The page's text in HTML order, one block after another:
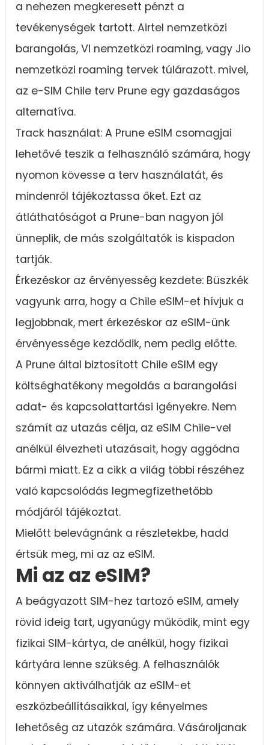
a nehezen megkeresett pénzt a
tevékenységek tartott. Airtel nemzetközi
barangolás, VI nemzetközi roaming, vagy Jio
nemzetközi roaming tervek túlárazott. mivel,
az e-SIM Chile terv Prune egy gazdaságos
alternatíva.
Track használat: A Prune eSIM csomagjai
lehetővé teszik a felhasználó számára, hogy
nyomon kövesse a terv használatát, és
mindenről tájékoztassa őket. Ezt az
átláthatóságot a Prune-ban nagyon jól
ünneplik, de más szolgáltatók is kispadon
tartják.
Érkezéskor az érvényesség kezdete: Büszkék
vagyunk arra, hogy a Chile eSIM-et hívjuk a
legjobbnak, mert érkezéskor az eSIM-ünk
érvényessége kezdődik, nem pedig előtte.
A Prune által biztosított Chile eSIM egy
költséghatékony megoldás a barangolási
adat- és kapcsolattartási igényekre. Nem
számít az utazás célja, az eSIM Chile-vel
anélkül élvezheti utazásait, hogy aggódna
bármi miatt. Ez a cikk a világ többi részéhez
való kapcsolódás legmegfizethetőbb
módjáról tájékoztat.
Mielőtt belevágnánk a részletekbe, hadd
értsük meg, mi az az eSIM.
Mi az az eSIM?
A beágyazott SIM-hez tartozó eSIM, amely
rövid ideig tart, ugyanúgy működik, mint egy
fizikai SIM-kártya, de anélkül, hogy fizikai
kártyára lenne szükség. A felhasználók
könnyen aktiválhatják az eSIM-et
eszközbeállításaikkal, így kényelmes
lehetőség az utazók számára. Vásároljanak